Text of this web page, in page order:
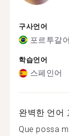
구사언어
포르투갈어
학습언어
스페인어
완벽한 언어
Que possa